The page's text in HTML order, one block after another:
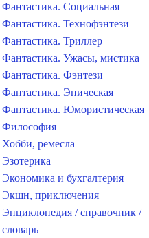
Фантастика. Социальная
Фантастика. Технофэнтези
Фантастика. Триллер
Фантастика. Ужасы, мистика
Фантастика. Фэнтези
Фантастика. Эпическая
Фантастика. Юмористическая
Философия
Хобби, ремесла
Эзотерика
Экономика и бухгалтерия
Экшн, приключения
Энциклопедия / справочник /
словарь